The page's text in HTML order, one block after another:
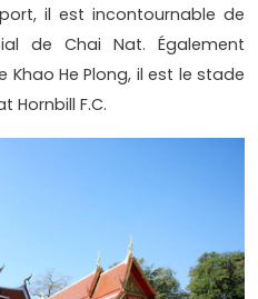
il est incontournable de
de Chai Nat. Également
He Plong, il est le stade
Hornbill F.C.